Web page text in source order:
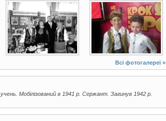
2 фото 10 фото
Всі фотогалереї »
учень. Мобілізований в 1941 р. Сержант. Загинув 1942 р.